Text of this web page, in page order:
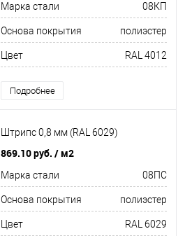
Марка стали 08КП
Основа покрытия полиэстер
Цвет RAL 4012
Подробнее
Штрипс 0,8 мм (RAL 6029)
869.10 руб. / м2
Марка стали 08ПС
Основа покрытия полиэстер
Цвет RAL 6029